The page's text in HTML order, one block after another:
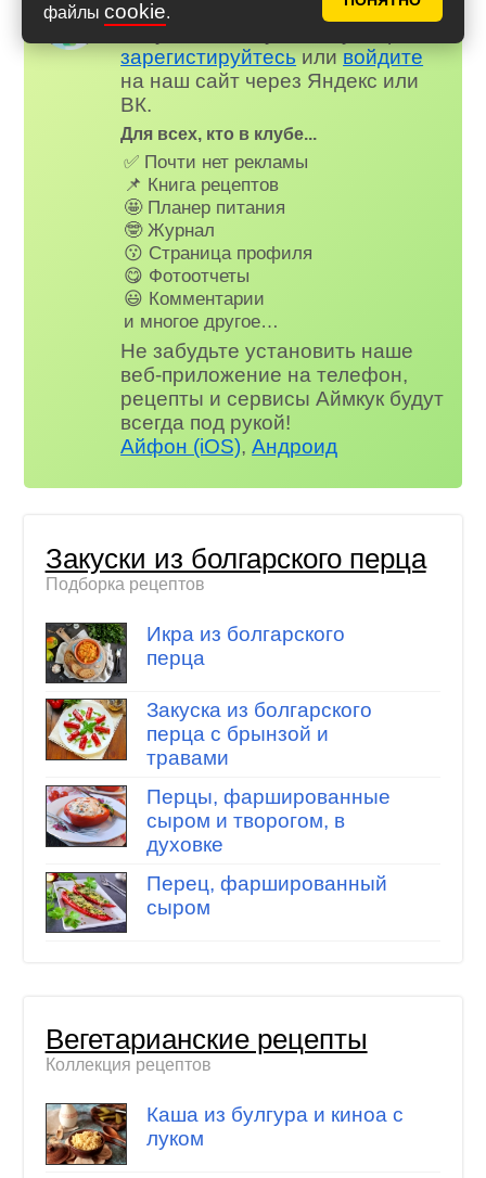
файлы cookie.
Вступайте в клуб Аймкук. Просто
зарегистируйтесьиливойдите
на наш сайт через Яндекс или
ВК.
Для всех, кто в клубе...
✅ Почти нет рекламы
📌 Книга рецептов
🤩 Планер питания
🤓 Журнал
😗 Страница профиля
😋 Фотоотчеты
😃 Комментарии
и многое другое…
Не забудьте установить наше
веб-приложение на телефон,
рецепты и сервисы Аймкук будут
всегда под рукой!
Айфон (iOS),Андроид
✕
Закуски из болгарского перца
Подборка рецептов
Икра из болгарского
перца
Закуска из болгарского
перца с брынзой и
травами
Перцы, фаршированные
сыром и творогом, в
духовке
Перец, фаршированный
сыром
Вегетарианские рецепты
Коллекция рецептов
Каша из булгура и киноа с
луком